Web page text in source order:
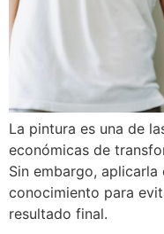
La pintura es una de
económicas de
Sin embargo,
conocimiento para
resultado final.